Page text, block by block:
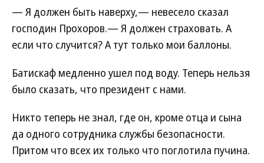
— Я должен быть наверху,— невесело сказал
господин Прохоров.— Я должен страховать. А
если что случится? А тут только мои баллоны.
Батискаф медленно ушел под воду. Теперь нельзя
было сказать, что президент с нами.
Никто теперь не знал, где он, кроме отца и сына
да одного сотрудника службы безопасности.
Притом что всех их только что поглотила пучина.